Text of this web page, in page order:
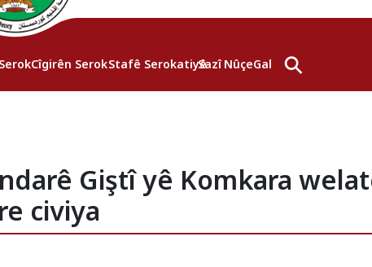
SerokCîgirên SerokStafê SerokatiyêSazî NûçeGalerî⚲
Giştî yê Komkara
civiya